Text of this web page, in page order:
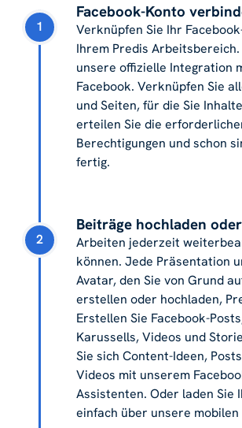
1
Facebook-Konto
Verknüpfen Sie Ihr
Ihrem Predis Arbeitsbereich.
unsere offizielle Integration
Facebook. Verknüpfen Sie
und Seiten, für die Sie
erteilen Sie die
Berechtigungen und schon
fertig.
2
Beiträge hochladen
Arbeiten jederzeit
können. Jede Präsentation
Avatar, den Sie von Grund
erstellen oder hochladen,
Erstellen Sie Facebook-
Karussells, Videos und
Sie sich Content-Ideen,
Videos mit unserem
Assistenten. Oder laden Sie
einfach über unsere mobilen